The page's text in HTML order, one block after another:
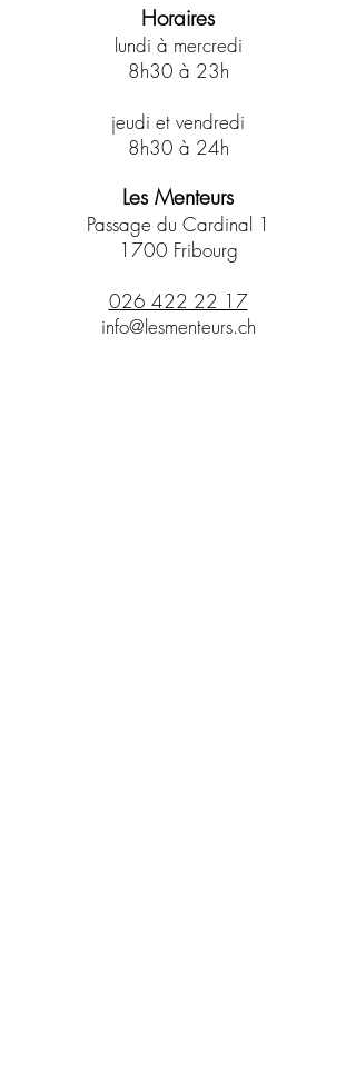
Horaires
lundi à mercredi
8h30 à 23h
jeudi et vendredi
8h30 à 24h
Les Menteurs
Passage du Cardinal 1
1700 Fribourg
026 422 22 17
info@lesmenteurs.ch